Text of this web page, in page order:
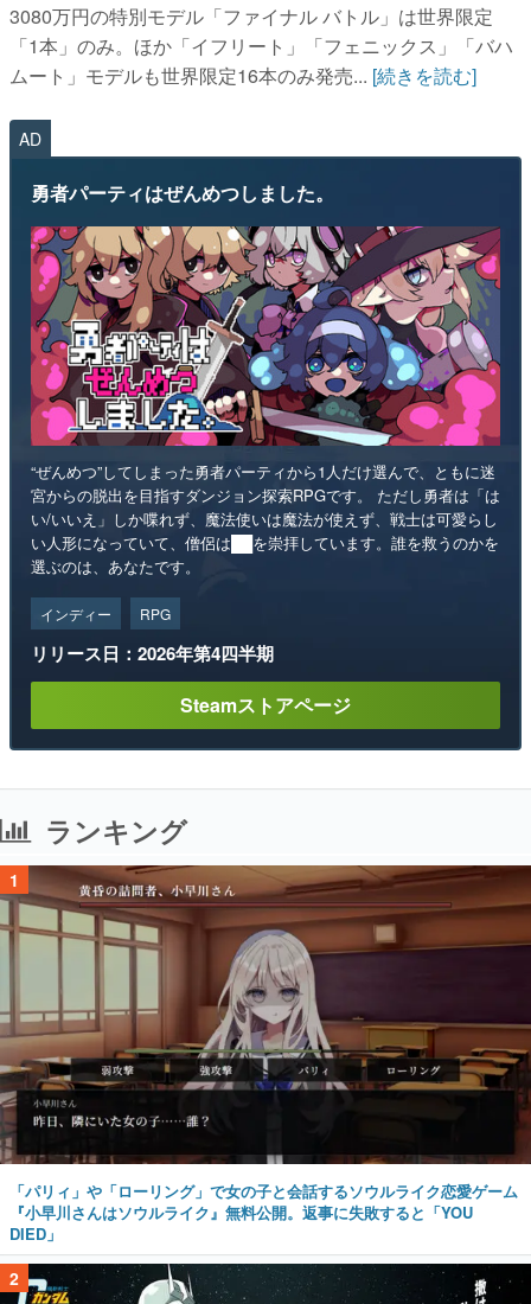
3080万円の特別モデル「ファイナル バトル」は世界限定
「1本」のみ。ほか「イフリート」「フェニックス」「バハ
ムート」モデルも世界限定16本のみ発売... [続きを読む]
AD
勇者パーティはぜんめつしました。
“ぜんめつ”してしまった勇者パーティから1人だけ選んで、ともに迷
宮からの脱出を目指すダンジョン探索RPGです。 ただし勇者は「は
い/いいえ」しか喋れず、魔法使いは魔法が使えず、戦士は可愛らし
い人形になっていて、僧侶は██を崇拝しています。誰を救うのかを
選ぶのは、あなたです。
インディー RPG
リリース日：2026年第4四半期
Steamストアページ
ランキング
1
「パリィ」や「ローリング」で女の子と会話するソウルライク恋愛ゲーム
『小早川さんはソウルライク』無料公開。返事に失敗すると「YOU
DIED」
2